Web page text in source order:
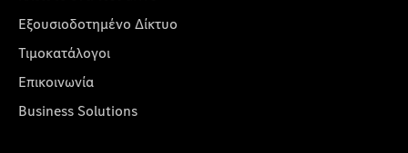
Εξουσιοδοτημένο Δίκτυο
Τιμοκατάλογοι
Επικοινωνία
Business Solutions